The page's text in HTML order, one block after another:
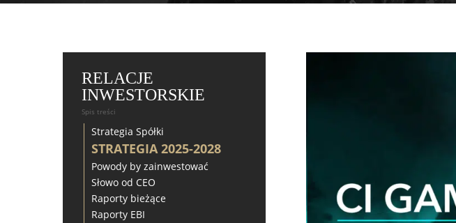
RELACJE
INWESTORSKIE
Spis treści
Strategia Spółki
STRATEGIA 2025-2028
Powody by zainwestować
Słowo od CEO
Raporty bieżące
Raporty EBI